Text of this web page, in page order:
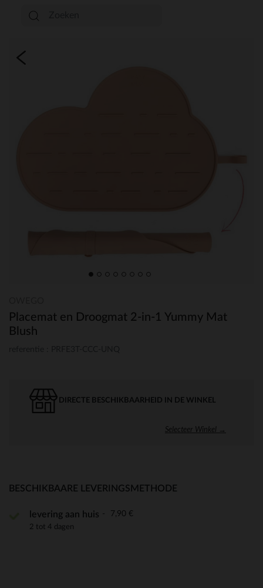
Placemat en Droogmat 2-in-1 Yummy Mat
Blush
DIRECTE BESCHIKBAARHEID IN DE WINKEL
Selecteer Winkel →
BESCHIKBAARE LEVERINGSMETHODE
levering aan huis 7,90 €
2 tot 4 dagen